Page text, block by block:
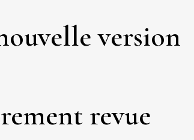
version
revue